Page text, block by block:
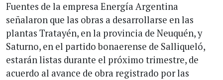
Fuentes de la empresa Energía Argentina
señalaron que las obras a desarrollarse en las
plantas Tratayén, en la provincia de Neuquén, y
Saturno, en el partido bonaerense de Salliqueló,
estarán listas durante el próximo trimestre, de
acuerdo al avance de obra registrado por las